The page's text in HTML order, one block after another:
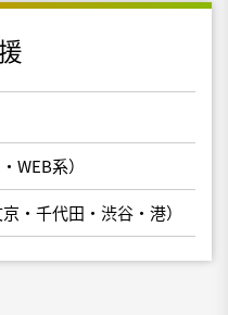
WEB系）
・千代田・渋谷・港）